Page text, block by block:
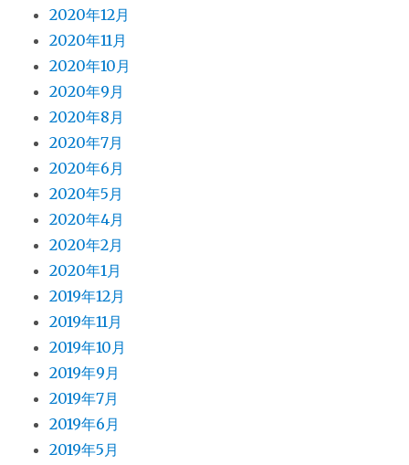
2020年12月
2020年11月
2020年10月
2020年9月
2020年8月
2020年7月
2020年6月
2020年5月
2020年4月
2020年2月
2020年1月
2019年12月
2019年11月
2019年10月
2019年9月
2019年7月
2019年6月
2019年5月